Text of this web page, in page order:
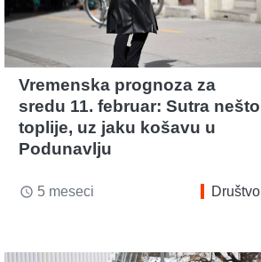
Vremenska prognoza za
sredu 11. februar: Sutra nešto
toplije, uz jaku košavu u
Podunavlju
access_time 5 meseci Društvo